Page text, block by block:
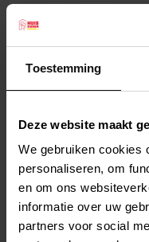
Toestemming
Deze website maakt
We gebruiken cookies
personaliseren, om
en om ons
informatie over uw
partners voor social
Farm Food bevat
toevoegingen of
antioxidanten
Food is 100%
geur- en
bereiding van
gebruik gemaakt
rundvlees en niet
Zogenaamde
1
2
3
5